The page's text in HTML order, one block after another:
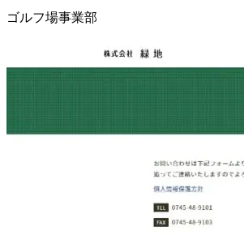
ゴルフ場事業部